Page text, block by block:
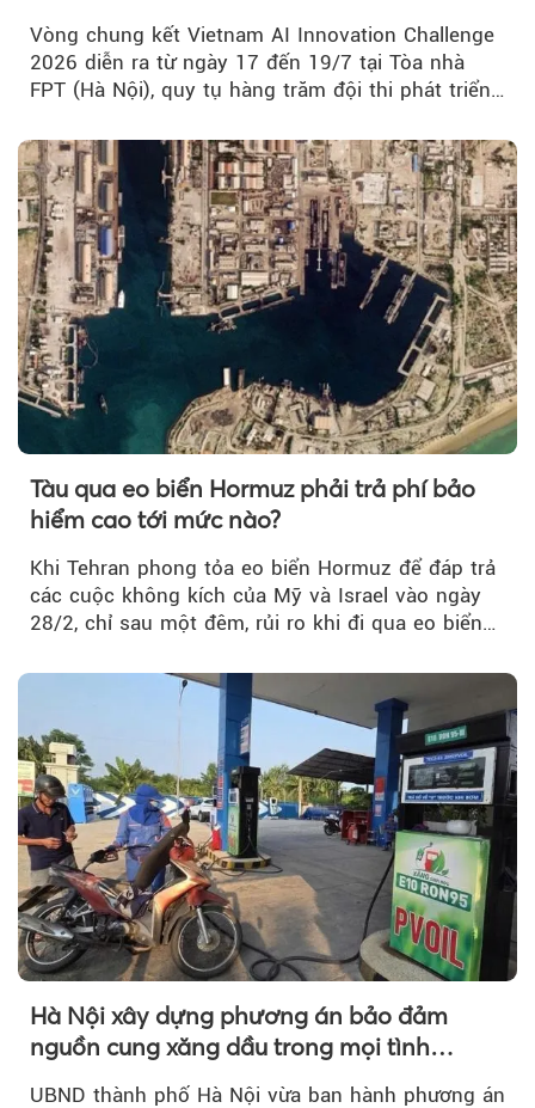
Vòng chung kết Vietnam AI Innovation Challenge
2026 diễn ra từ ngày 17 đến 19/7 tại Tòa nhà
FPT (Hà Nội), quy tụ hàng trăm đội thi phát triển
Tàu qua eo biển Hormuz phải trả phí bảo
hiểm cao tới mức nào?
Khi Tehran phong tỏa eo biển Hormuz để đáp trả
các cuộc không kích của Mỹ và Israel vào ngày
28/2, chỉ sau một đêm, rủi ro khi đi qua eo biển
theo.
Hà Nội xây dựng phương án bảo đảm
nguồn cung xăng dầu trong mọi tình
UBND thành phố Hà Nội vừa ban hành phương án